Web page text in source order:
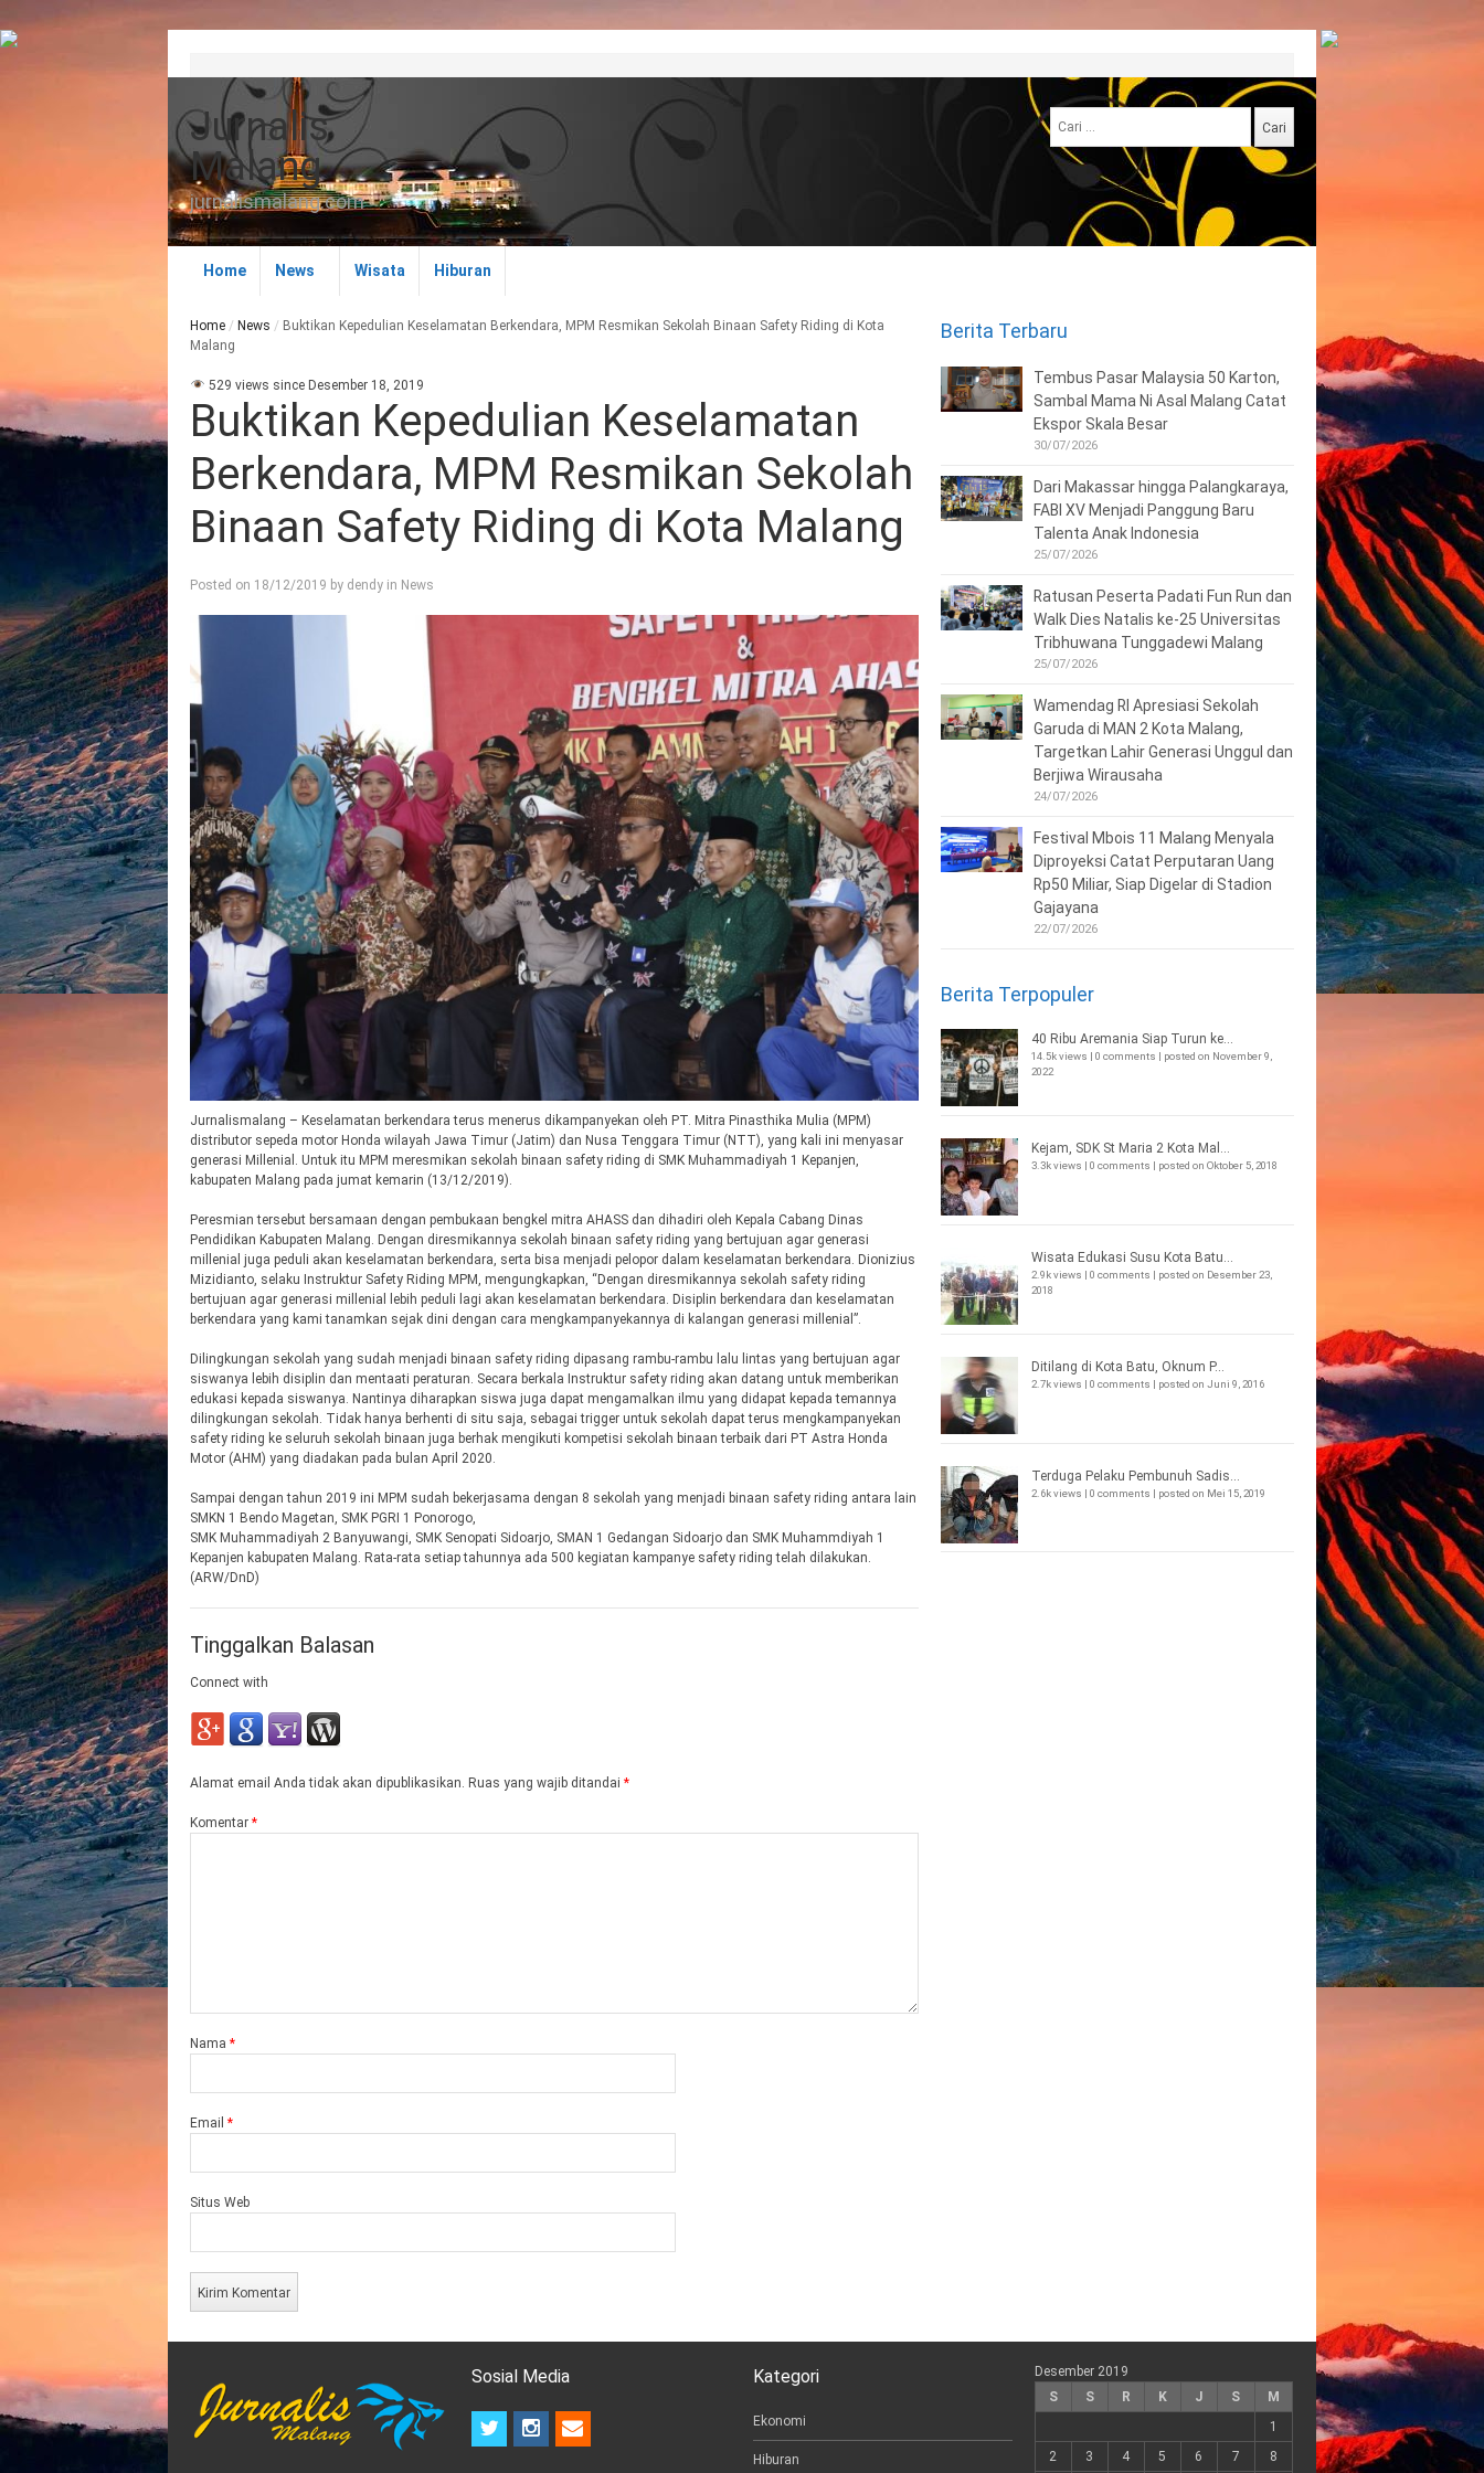
Jurnalis
Malang
jurnalismalang.com
Cari
untuk:
Home News Wisata Hiburan
Home / News / Buktikan Kepedulian Keselamatan Berkendara, MPM Resmikan Sekolah Binaan Safety Riding di Kota
Malang
529 views since Desember 18, 2019
Buktikan Kepedulian Keselamatan
Berkendara, MPM Resmikan Sekolah
Binaan Safety Riding di Kota Malang
Posted on 18/12/2019 by dendy in News
Jurnalismalang – Keselamatan berkendara terus menerus dikampanyekan oleh PT. Mitra Pinasthika Mulia (MPM)
distributor sepeda motor Honda wilayah Jawa Timur (Jatim) dan Nusa Tenggara Timur (NTT), yang kali ini menyasar
generasi Millenial. Untuk itu MPM meresmikan sekolah binaan safety riding di SMK Muhammadiyah 1 Kepanjen,
kabupaten Malang pada jumat kemarin (13/12/2019).
Peresmian tersebut bersamaan dengan pembukaan bengkel mitra AHASS dan dihadiri oleh Kepala Cabang Dinas
Pendidikan Kabupaten Malang. Dengan diresmikannya sekolah binaan safety riding yang bertujuan agar generasi
millenial juga peduli akan keselamatan berkendara, serta bisa menjadi pelopor dalam keselamatan berkendara. Dionizius
Mizidianto, selaku Instruktur Safety Riding MPM, mengungkapkan, “Dengan diresmikannya sekolah safety riding
bertujuan agar generasi millenial lebih peduli lagi akan keselamatan berkendara. Disiplin berkendara dan keselamatan
berkendara yang kami tanamkan sejak dini dengan cara mengkampanyekannya di kalangan generasi millenial”.
Dilingkungan sekolah yang sudah menjadi binaan safety riding dipasang rambu-rambu lalu lintas yang bertujuan agar
siswanya lebih disiplin dan mentaati peraturan. Secara berkala Instruktur safety riding akan datang untuk memberikan
edukasi kepada siswanya. Nantinya diharapkan siswa juga dapat mengamalkan ilmu yang didapat kepada temannya
dilingkungan sekolah. Tidak hanya berhenti di situ saja, sebagai trigger untuk sekolah dapat terus mengkampanyekan
safety riding ke seluruh sekolah binaan juga berhak mengikuti kompetisi sekolah binaan terbaik dari PT Astra Honda
Motor (AHM) yang diadakan pada bulan April 2020.
Sampai dengan tahun 2019 ini MPM sudah bekerjasama dengan 8 sekolah yang menjadi binaan safety riding antara lain
SMKN 1 Bendo Magetan, SMK PGRI 1 Ponorogo,
SMK Muhammadiyah 2 Banyuwangi, SMK Senopati Sidoarjo, SMAN 1 Gedangan Sidoarjo dan SMK Muhammdiyah 1
Kepanjen kabupaten Malang. Rata-rata setiap tahunnya ada 500 kegiatan kampanye safety riding telah dilakukan.
(ARW/DnD)
Tinggalkan Balasan
Connect with
Alamat email Anda tidak akan dipublikasikan. Ruas yang wajib ditandai *
Komentar *
Nama *
Email *
Situs Web
Berita Terbaru
Tembus Pasar Malaysia 50 Karton,
Sambal Mama Ni Asal Malang Catat
Ekspor Skala Besar
30/07/2026
Dari Makassar hingga Palangkaraya,
FABI XV Menjadi Panggung Baru
Talenta Anak Indonesia
25/07/2026
Ratusan Peserta Padati Fun Run dan
Walk Dies Natalis ke-25 Universitas
Tribhuwana Tunggadewi Malang
25/07/2026
Wamendag RI Apresiasi Sekolah
Garuda di MAN 2 Kota Malang,
Targetkan Lahir Generasi Unggul dan
Berjiwa Wirausaha
24/07/2026
Festival Mbois 11 Malang Menyala
Diproyeksi Catat Perputaran Uang
Rp50 Miliar, Siap Digelar di Stadion
Gajayana
22/07/2026
Berita Terpopuler
40 Ribu Aremania Siap Turun ke...
14.5k views | 0 comments | posted on November 9,
2022
Kejam, SDK St Maria 2 Kota Mal...
3.3k views | 0 comments | posted on Oktober 5, 2018
Wisata Edukasi Susu Kota Batu...
2.9k views | 0 comments | posted on Desember 23,
2018
Ditilang di Kota Batu, Oknum P...
2.7k views | 0 comments | posted on Juni 9, 2016
Terduga Pelaku Pembunuh Sadis...
2.6k views | 0 comments | posted on Mei 15, 2019
Sosial Media
t
i
n
e
m
Kategori
Ekonomi
Hiburan
Desember 2019
S
S R K J S
M
1
2
3 4 5 6 7 8